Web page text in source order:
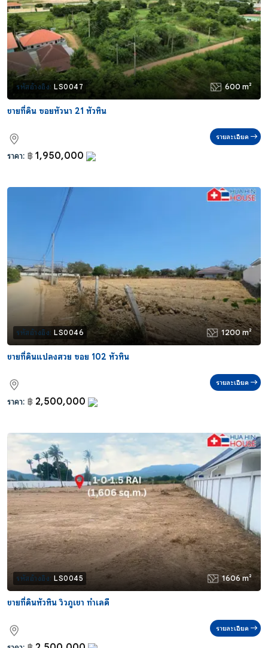
รหัสอ้างอิง: LS0047 600 m²
ขายที่ดิน ซอยหัวนา 21 หัวหิน
ราคา: ฿ 1,950,000
รายละเอียด
รหัสอ้างอิง: LS0046 1200 m²
ขายที่ดินแปลงสวย ซอย 102 หัวหิน
ราคา: ฿ 2,500,000
รายละเอียด
รหัสอ้างอิง: LS0045 1606 m²
ขายที่ดินหัวหิน วิวภูเขา ทำเลดี
รายละเอียด